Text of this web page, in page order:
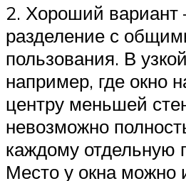
2. Хороший
разделение с
пользования. В
например, где окно
центру меньшей
невозможно
каждому отдельную
Место у окна можно